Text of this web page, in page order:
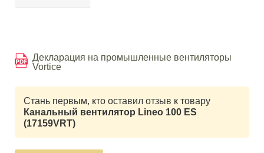
Декларация на промышленные вентиляторы
Vortice
Стань первым, кто оставил отзыв к товару
Канальный вентилятор Lineo 100 ES
(17159VRT)